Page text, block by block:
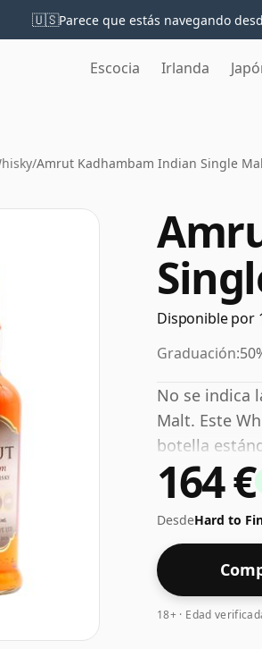
🇺🇸Parece que estás navegando
Escocia Irlanda
/Amrut Kadhambam Indian Single
Disponible por
Graduación:
No se indica
Malt. Este
botella
164 €
DesdeHard to
18+ · Edad